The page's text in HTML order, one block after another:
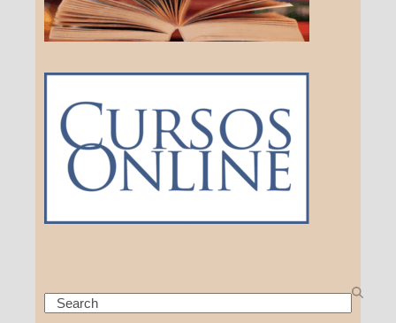
Search